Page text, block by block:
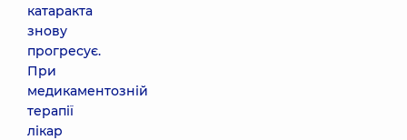
катаракта
знову
прогресує.
При
медикаментозній
терапії
лікар